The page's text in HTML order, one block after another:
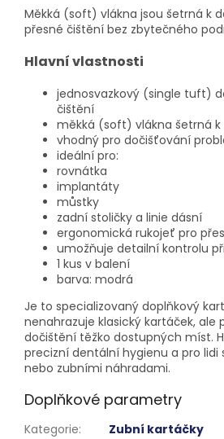
Měkká (soft) vlákna jsou šetrná k
přesné čištění bez zbytečného
Hlavní vlastnosti
jednosvazkový (single tuft)
čištění
měkká (soft) vlákna šetrná k
vhodný pro dočišťování
ideální pro:
rovnátka
implantáty
můstky
zadní stoličky a linie dásní
ergonomická rukojeť pro
umožňuje detailní kontrolu
1 kus v balení
barva: modrá
Je to specializovaný doplňkový
nenahrazuje klasický kartáček, ale
dočištění těžko dostupných míst.
precizní dentální hygienu a pro
nebo zubními náhradami.
Doplňkové parametry
Kategorie:
Zubní kartáčky